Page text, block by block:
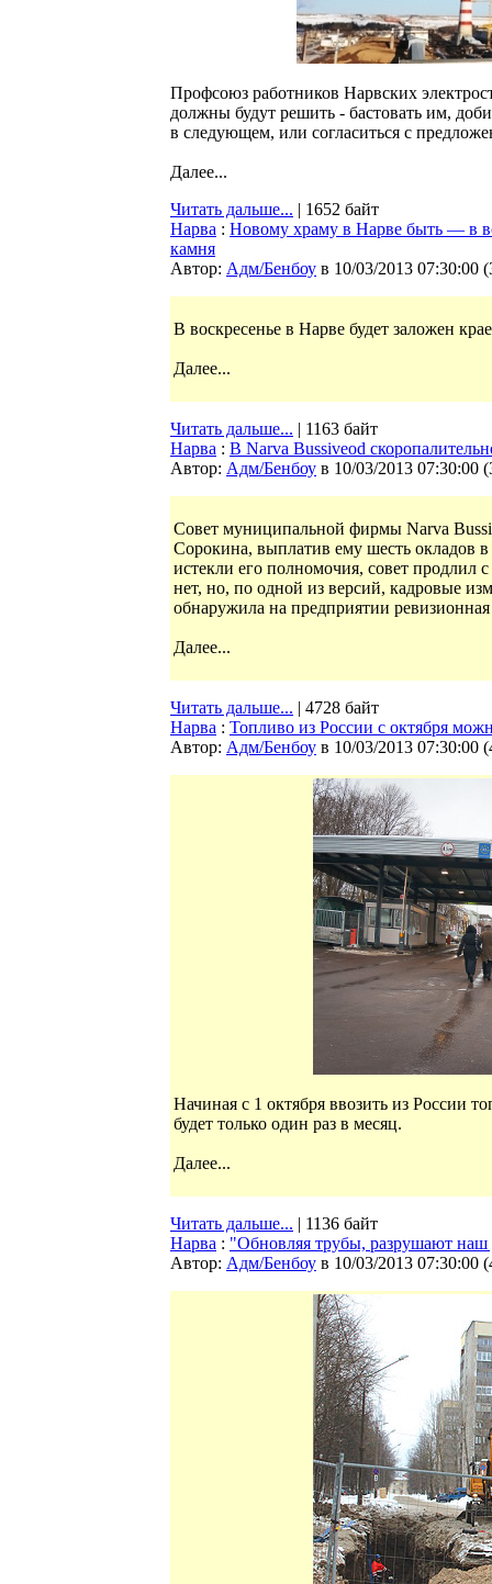
Профсоюз работников Нарвских
должны будут решить - бастовать им,
в следующем, или согласиться с
Далее...
Читать дальше... | 1652 байт
Нарва : Новому храму в Нарве быть — в
камня
Автор: Адм/Бенбоу в 10/03/2013 07:30:00 (
В воскресенье в Нарве будет заложен
Далее...
Читать дальше... | 1163 байт
Нарва : В Narva Bussiveod
Автор: Адм/Бенбоу в 10/03/2013 07:30:00 (
Совет муниципальной фирмы Narva
Сорокина, выплатив ему шесть окладов в
истекли его полномочия, совет
нет, но, по одной из версий, кадровые
обнаружила на предприятии
Далее...
Читать дальше... | 4728 байт
Нарва : Топливо из России с октября
Автор: Адм/Бенбоу в 10/03/2013 07:30:00 (
Начиная с 1 октября ввозить из России
будет только один раз в месяц.
Далее...
Читать дальше... | 1136 байт
Нарва : "Обновляя трубы, разрушают
Автор: Адм/Бенбоу в 10/03/2013 07:30:00 (